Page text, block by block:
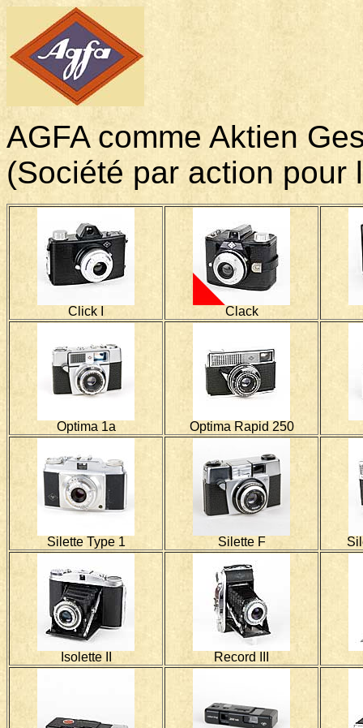
AGFA comme Aktien
(Société par action pour
Click I Clack
Optima 1a Optima Rapid 250
Silette Type 1 Silette F
Isolette II Record III